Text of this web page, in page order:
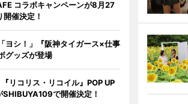
コラボキャンペーンが8月27
開催決定！
ヨシ！」『阪神タイガース×仕事
グッズが登場
リコリス・リコイル』POP UP
SHIBUYA109で開催決定！